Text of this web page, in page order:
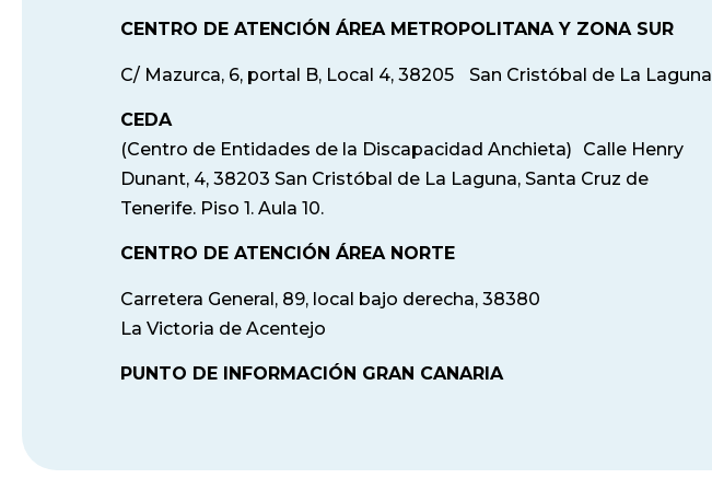
CENTRO DE ATENCIÓN ÁREA METROPOLITANA Y ZONA SUR
C/ Mazurca, 6, portal B, Local 4, 38205 San Cristóbal de La Laguna
CEDA
(Centro de Entidades de la Discapacidad Anchieta) Calle Henry
Dunant, 4, 38203 San Cristóbal de La Laguna, Santa Cruz de
Tenerife. Piso 1. Aula 10.
CENTRO DE ATENCIÓN ÁREA NORTE
Carretera General, 89, local bajo derecha, 38380
La Victoria de Acentejo
PUNTO DE INFORMACIÓN GRAN CANARIA